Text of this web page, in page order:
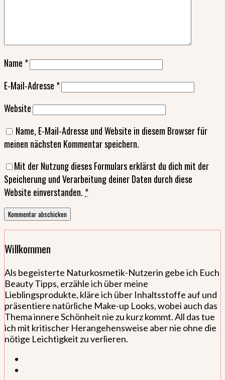
Name *
E-Mail-Adresse *
Website
Name, E-Mail-Adresse und Website in diesem Browser für
meinen nächsten Kommentar speichern.
Mit der Nutzung dieses Formulars erklärst du dich mit der
Speicherung und Verarbeitung deiner Daten durch diese
Website einverstanden. *
Willkommen
Als begeisterte Naturkosmetik-Nutzerin gebe ich Euch
Beauty Tipps, erzähle ich über meine
Lieblingsprodukte, kläre ich über Inhaltsstoffe auf und
präsentiere natürliche Make-up Looks, wobei auch das
Thema innere Schönheit nie zu kurz kommt. All das tue
ich mit kritischer Herangehensweise aber nie ohne die
nötige Leichtigkeit zu verlieren.